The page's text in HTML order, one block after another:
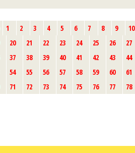
1 2 3 4 5 6 7 8 9 10
20 21 22 23 24 25 26 27
37 38 39 40 41 42 43 44
54 55 56 57 58 59 60 61
71 72 73 74 75 76 77 78